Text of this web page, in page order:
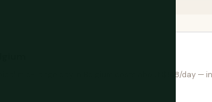
mid-range day in Belgium costs about $148/day —